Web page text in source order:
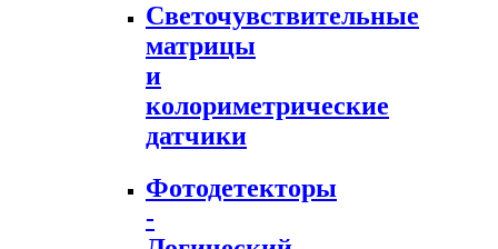
Светочувствительные
матрицы
и
колориметрические
датчики
Фотодетекторы
-